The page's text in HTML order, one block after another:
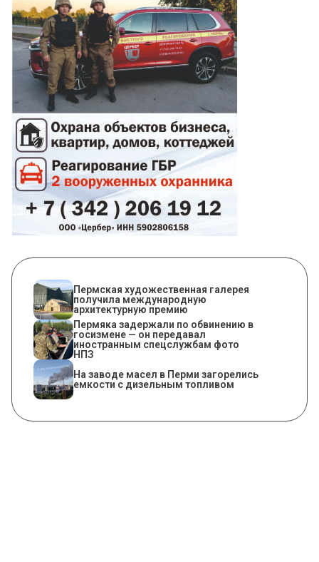
Пермская художественная галерея
получила международную
архитектурную премию
Пермяка задержали по обвинению в
госизмене — он передавал
иностранным спецслужбам фото
НПЗ
На заводе масел в Перми загорелись
емкости с дизельным топливом